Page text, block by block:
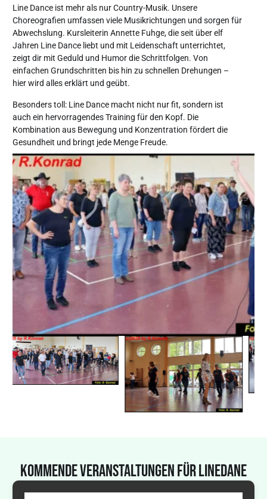
Line Dance ist mehr als nur Country-Musik. Unsere
Choreografien umfassen viele Musikrichtungen und sorgen für
Abwechslung. Kursleiterin Annette Fuhge, die seit über elf
Jahren Line Dance liebt und mit Leidenschaft unterrichtet,
zeigt dir mit Geduld und Humor die Schrittfolgen. Von
einfachen Grundschritten bis hin zu schnellen Drehungen –
hier wird alles erklärt und geübt.
Besonders toll: Line Dance macht nicht nur fit, sondern ist
auch ein hervorragendes Training für den Kopf. Die
Kombination aus Bewegung und Konzentration fördert die
Gesundheit und bringt jede Menge Freude.
Kommende Veranstaltungen für LineDane